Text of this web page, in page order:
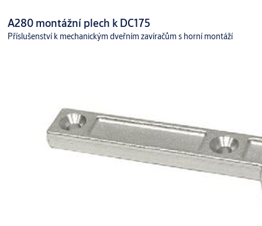
A280 montážní plech k DC175
Příslušenství k mechanickým dveřním zavíračům s horní montáží